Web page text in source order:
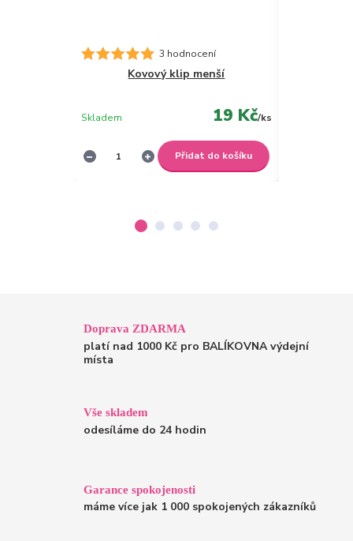
3 hodnocení
Kovový klip menší
19 Kč/ks
Skladem
Přidat do košíku
Doprava ZDARMA
platí nad 1000 Kč pro BALÍKOVNA výdejní
místa
Vše skladem
odesíláme do 24 hodin
Garance spokojenosti
máme více jak 1 000 spokojených zákazníků